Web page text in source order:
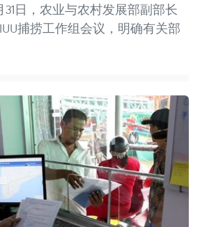
日，农业与农村发展部副部长
捕捞工作组会议，明确有关部